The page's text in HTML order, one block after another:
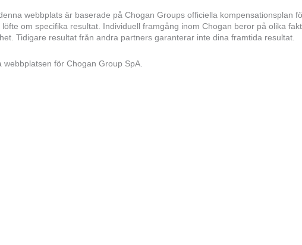
webbplats är baserade på Chogan Groups officiella kompensationsplan
om specifika resultat. Individuell framgång inom Chogan beror på olika
Tidigare resultat från andra partners garanterar inte dina framtida resultat.
för Chogan Group SpA.